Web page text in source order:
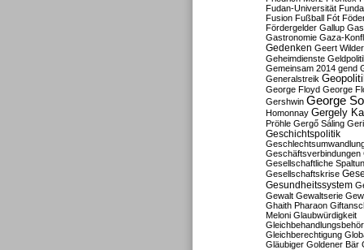
Fudan-Universität
Fusion Fußball Fót
Fördergelder Gallup
Gastronomie Gaza-
Gedenken Geert
Geheimdienste
Gemeinsam 2014 gend
Generalstreik
George Floyd George
Gershwin George
Homonnay Gergely
Pröhle Gergő Sáling
Geschichtspolitik
Geschäftsverbindungen
Gesellschaftliche
Gesellschaftskrise
Gesundheitssystem
Gewalt Gewaltserie
Ghaith Pharaon
Meloni Glaubwürdigkeit
Gleichberechtigung
Gläubiger Goldener Bär